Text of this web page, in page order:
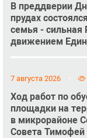
В преддверии
прудах
семья - сильная
движением
7 августа 2026
Ход работ по
площадки на
в микрорайоне
Совета Тимофей